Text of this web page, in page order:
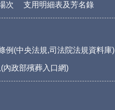
次 支用明細表及芳名錄
例(中央法規,司法院法規資料庫)
內政部殯葬入口網)